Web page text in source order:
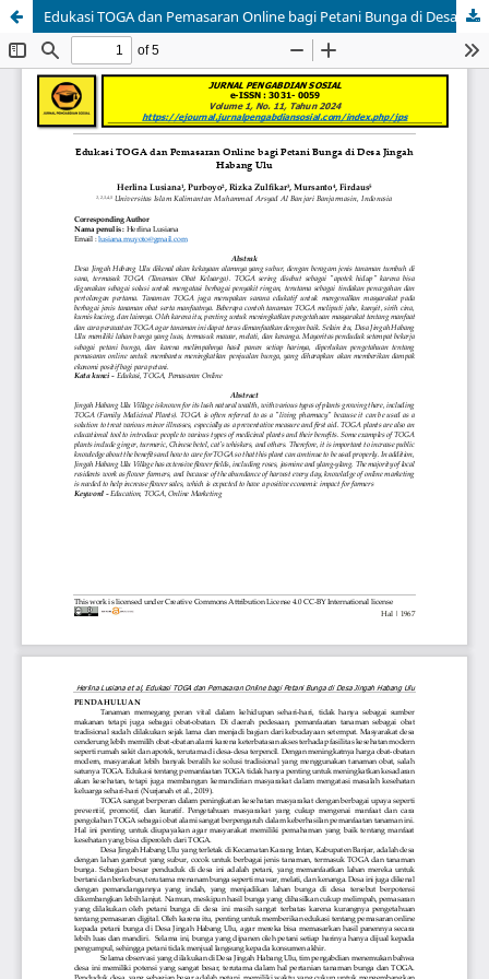
Edukasi TOGA dan Pemasaran Online bagi Petani Bunga di Desa Jingah Habang Ulu